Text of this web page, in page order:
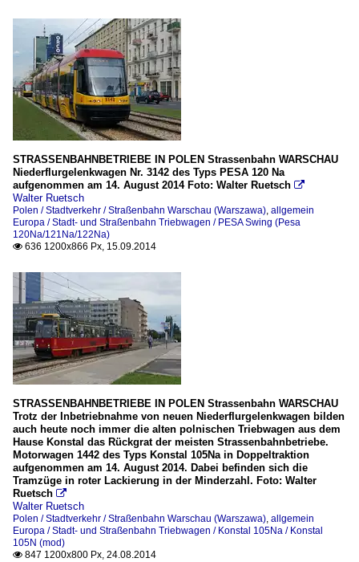
STRASSENBAHNBETRIEBE IN POLEN Strassenbahn WARSCHAU
Niederflurgelenkwagen Nr. 3142 des Typs PESA 120 Na
aufgenommen am 14. August 2014 Foto: Walter Ruetsch 
Walter Ruetsch
Polen / Stadtverkehr / Straßenbahn Warschau (Warszawa), allgemein
Europa / Stadt- und Straßenbahn Triebwagen / PESA Swing (Pesa
120Na/121Na/122Na)
 636 1200x866 Px, 15.09.2014
STRASSENBAHNBETRIEBE IN POLEN Strassenbahn WARSCHAU
Trotz der Inbetriebnahme von neuen Niederflurgelenkwagen bilden
auch heute noch immer die alten polnischen Triebwagen aus dem
Hause Konstal das Rückgrat der meisten Strassenbahnbetriebe.
Motorwagen 1442 des Typs Konstal 105Na in Doppeltraktion
aufgenommen am 14. August 2014. Dabei befinden sich die
Tramzüge in roter Lackierung in der Minderzahl. Foto: Walter
Ruetsch 
Walter Ruetsch
Polen / Stadtverkehr / Straßenbahn Warschau (Warszawa), allgemein
Europa / Stadt- und Straßenbahn Triebwagen / Konstal 105Na / Konstal
105N (mod)
 847 1200x800 Px, 24.08.2014